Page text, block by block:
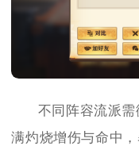
不同阵容流派
满灼烧增伤与命中